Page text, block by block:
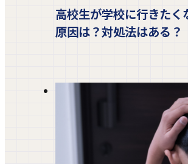
高校生が学校に行きたく
原因は？対処法はある？